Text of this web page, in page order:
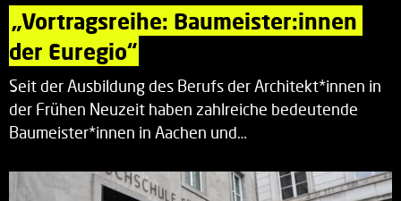
„Vortragsreihe: Baumeister:innen
der Euregio“
Seit der Ausbildung des Berufs der Architekt*innen in
der Frühen Neuzeit haben zahlreiche bedeutende
Baumeister*innen in Aachen und…